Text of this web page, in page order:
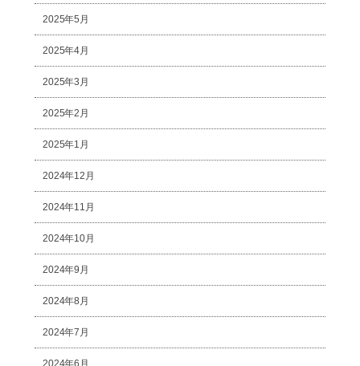
2025年5月
2025年4月
2025年3月
2025年2月
2025年1月
2024年12月
2024年11月
2024年10月
2024年9月
2024年8月
2024年7月
2024年6月